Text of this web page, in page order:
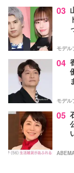
03
モデル
04
モデル
05